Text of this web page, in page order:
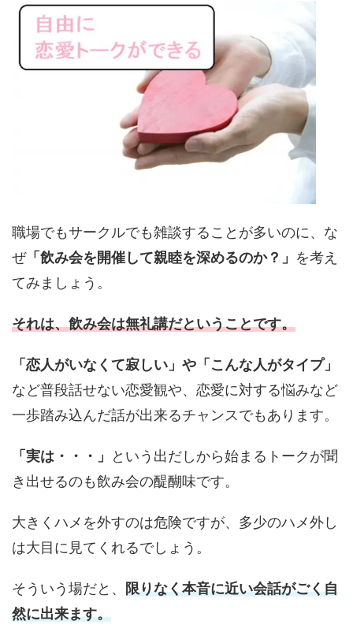
職場でもサークルでも雑談することが多いのに、な
ぜ「飲み会を開催して親睦を深めるのか？」 を考え
てみましょう。
それは、飲み会は無礼講だということです。
「恋人がいなくて寂しい」や「こんな人がタイプ」
など普段話せない恋愛観や、 恋愛に対する悩みなど
一歩踏み込んだ話が出来るチャンスでもあります。
「実は・・・」
という出だしから始まるトークが聞
き出せるのも飲み会の醍醐味です。
大きくハメを外すのは危険ですが、 多少のハメ外し
は大目に見てくれるでしょう。
そういう場だと、 限りなく本音に近い会話がごく自
然に出来ます。